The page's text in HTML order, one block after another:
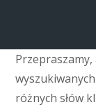
Przepraszamy,
różnych słów